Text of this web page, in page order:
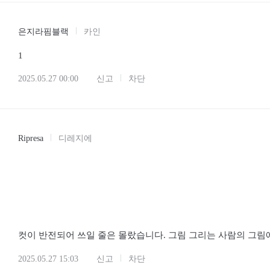
은지라핌블랙 카인
1
2025.05.27 00:00 신고 차단
Ripresa 디레지에
컷이 반전되어 쓰일 줄은 몰랐습니다. 그림 그리는 사람의 그
2025.05.27 15:03 신고 차단